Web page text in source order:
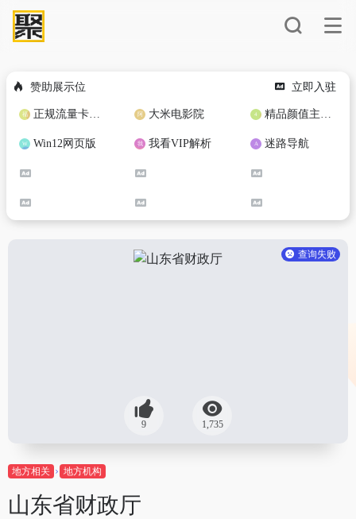
赞助展示位 立即入驻
正规流量卡免费加盟合作 大米电影院 精品颜值主播定制
Win12网页版 我看VIP解析 迷路导航
查询失败
9 1,735
地方相关 地方机构
山东省财政厅